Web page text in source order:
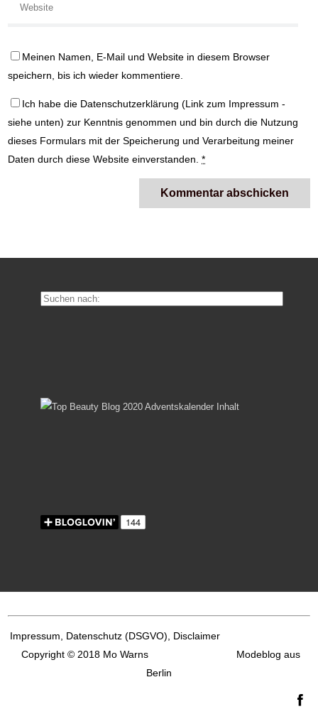
Meinen Namen, E-Mail und Website in diesem Browser
speichern, bis ich wieder kommentiere.
Ich habe die Datenschutzerklärung (Link zum Impressum -
siehe unten) zur Kenntnis genommen und bin durch die Nutzung
dieses Formulars mit der Speicherung und Verarbeitung meiner
Daten durch diese Website einverstanden.*
Impressum, Datenschutz (DSGVO), Disclaimer
Copyright © 2018 Mo Warns Modeblog aus
Berlin